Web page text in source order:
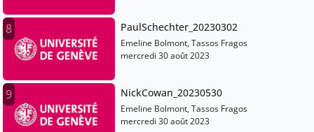
8 PaulSchechter_20230302
Emeline Bolmont, Tassos Fragos
mercredi 30 août 2023
9 NickCowan_20230530
Emeline Bolmont, Tassos Fragos
mercredi 30 août 2023